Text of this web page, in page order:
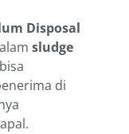
Disposal
sludge
di